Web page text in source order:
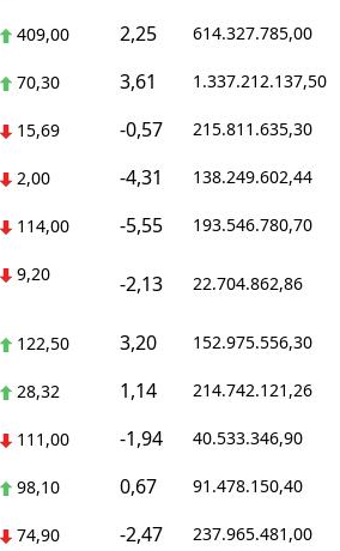
409,00 2,25 614.327.785,00
70,30 3,61 1.337.212.137,50
15,69 -0,57 215.811.635,30
2,00 -4,31 138.249.602,44
114,00 -5,55 193.546.780,70
9,20 -2,13 22.704.862,86
122,50 3,20 152.975.556,30
28,32 1,14 214.742.121,26
111,00 -1,94 40.533.346,90
98,10 0,67 91.478.150,40
74,90 -2,47 237.965.481,00